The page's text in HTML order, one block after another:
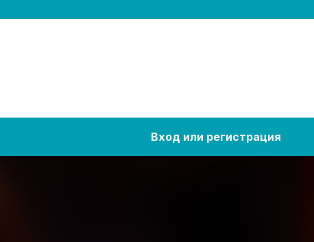
Вход или регистрация